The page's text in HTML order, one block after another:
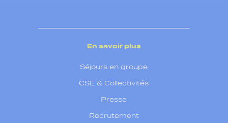
En savoir plus
Séjours en groupe
CSE & Collectivités
Presse
Recrutement